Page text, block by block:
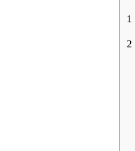
1
2